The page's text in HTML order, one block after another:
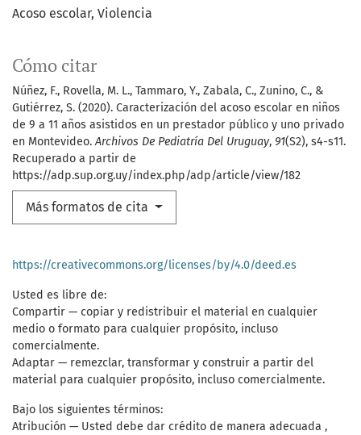
Acoso escolar Violencia
Cómo citar
Núñez, F., Rovella, M. L., Tammaro, Y., Zabala, C., Zunino, C., &
Gutiérrez, S. (2020). Caracterización del acoso escolar en niños
de 9 a 11 años asistidos en un prestador público y uno privado
en Montevideo.Archivos De Pediatría Del Uruguay, 91(S2), s4-s11.
Recuperado a partir de
https://adp.sup.org.uy/index.php/adp/article/view/182
Más formatos de cita
https://creativecommons.org/licenses/by/4.0/deed.es
Usted es libre de:
Compartir — copiar y redistribuir el material en cualquier
medio o formato para cualquier propósito, incluso
comercialmente.
Adaptar — remezclar, transformar y construir a partir del
material para cualquier propósito, incluso comercialmente.
Bajo los siguientes términos:
Atribución — Usted debe dar crédito de manera adecuada ,